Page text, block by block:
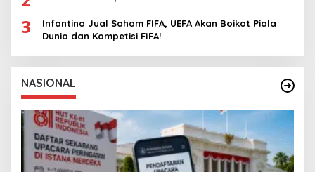
3
Infantino Jual Saham FIFA, UEFA Akan Boikot Piala
Dunia dan Kompetisi FIFA!
NASIONAL